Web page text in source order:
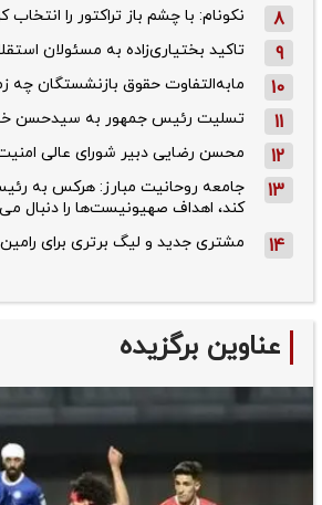
8 نکونام: با چشم باز تراکتور را انتخاب
9 تاکید بختیاری‌زاده به مسئولان
10 مابه‌التفاوت حقوق بازنشستگان چه
11 تسلیت رئیس جمهور به سیدحسن
12 محسن رضایی دبیر شورای عالی
13
جامعه روحانیت مبارز: هرکس به
کند، اهداف صهیونیست‌ها را دنبال
14 مشتری جدید و لیگ برتری برای
عناوین برگزیده